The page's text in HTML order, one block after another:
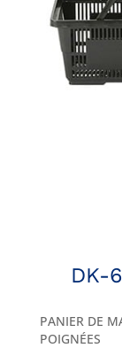
DK-
PANIER DE
POIGNÉES